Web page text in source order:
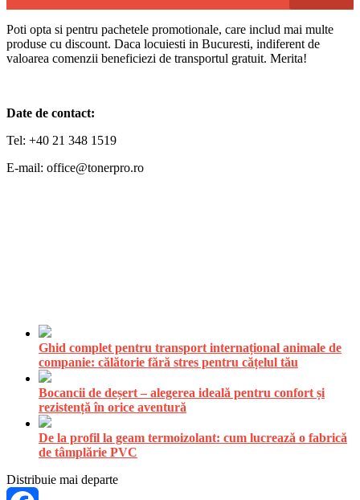
Poti opta si pentru pachetele promotionale, care includ mai multe
produse cu discount. Daca locuiesti in Bucuresti, indiferent de
valoarea comenzii beneficiezi de transportul gratuit. Merita!
Date de contact:
Tel: +40 21 348 1519
E-mail: office@tonerpro.ro
Ghid complet pentru transport internațional animale de
companie: călătorie fără stres pentru cățelul tău
Bocancii de deșert – alegerea ideală pentru confort și
rezistență în orice aventură
De la profil la geam termoizolant: cum lucrează o fabrică
de tâmplărie PVC
Distribuie mai departe